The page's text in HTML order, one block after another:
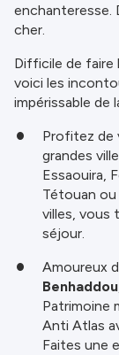
enchanteresse.
cher.
Difficile de faire
voici les
impérissable de
Profitez de
grandes
Essaouira,
Tétouan ou
villes, vous
séjour.
Amoureux
Benhaddou
Patrimoine
Anti Atlas
Faites une